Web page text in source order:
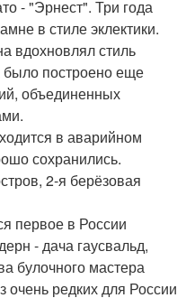
- "Эрнест". Три года
в стиле эклектики.
вдохновлял стиль
построено еще
объединенных
в аварийном
сохранились.
2-я берёзовая
первое в России
- дача гаусвальд,
булочного мастера
очень редких для России